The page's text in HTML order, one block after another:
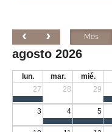
Mes
agosto 2026
lun. mar. mié.
27
28 29
3 4 5